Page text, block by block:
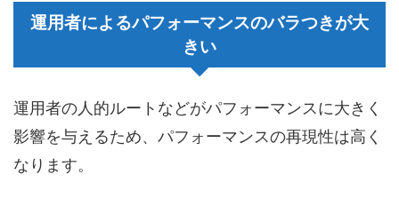
運用者によるパフォーマンスのバラつきが大
きい
運用者の人的ルートなどがパフォーマンスに大きく
影響を与えるため、パフォーマンスの再現性は高く
なります。